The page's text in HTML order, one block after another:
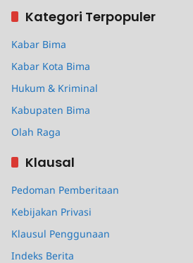
Kategori Terpopuler
Kabar Bima
Kabar Kota Bima
Hukum & Kriminal
Kabupaten Bima
Olah Raga
Klausal
Pedoman Pemberitaan
Kebijakan Privasi
Klausul Penggunaan
Indeks Berita